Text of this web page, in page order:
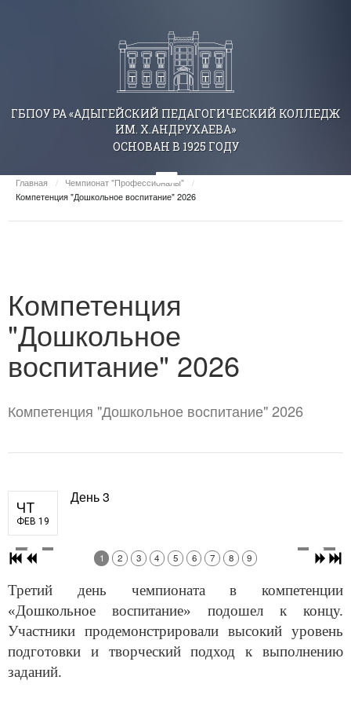
ГБПОУ РА «АДЫГЕЙСКИЙ ПЕДАГОГИЧЕСКИЙ КОЛЛЕДЖ
ИМ. Х.АНДРУХАЕВА»
ОСНОВАН В 1925 ГОДУ
Главная / Чемпионат "Профессионалы"
/
Компетенция "Дошкольное воспитание" 2026
Компетенция
"Дошкольное
воспитание" 2026
Компетенция "Дошкольное воспитание" 2026
ЧТ
ФЕВ 19
День 3
1 2 3 4 5 6 7 8 9
Третий день чемпионата в компетенции
«Дошкольное воспитание» подошел к концу.
Участники продемонстрировали высокий уровень
подготовки и творческий подход к выполнению
заданий.